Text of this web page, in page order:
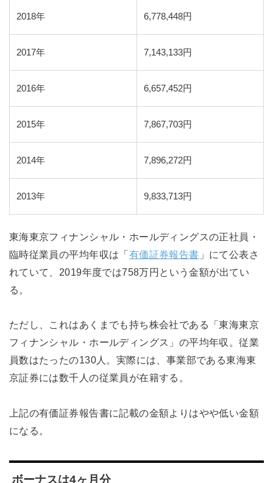
2018年 6,778,448円
2017年 7,143,133円
2016年 6,657,452円
2015年 7,867,703円
2014年 7,896,272円
2013年 9,833,713円
東海東京フィナンシャル・ホールディングスの正社員・
臨時従業員の平均年収は「有価証券報告書 」にて公表さ
れていて、2019年度では758万円という金額が出てい
る。
ただし、これはあくまでも持ち株会社である「東海東京
フィナンシャル・ホールディングス」の平均年収。従業
員数はたったの130人。実際には、事業部である東海東
京証券には数千人の従業員が在籍する。
上記の有価証券報告書に記載の金額よりはやや低い金額
になる。
ボーナスは4ヶ月分